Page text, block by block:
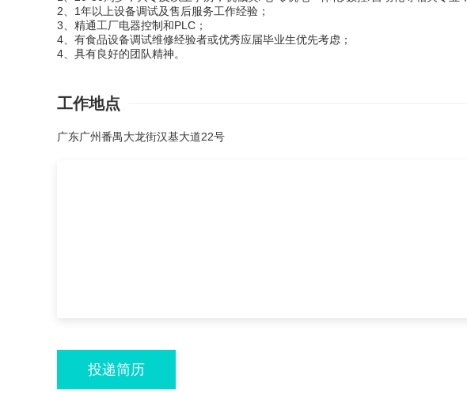
2、1年以上设备调试及售后服务工作经验；
3、精通工厂电器控制和PLC；
4、有食品设备调试维修经验者或优秀应届毕业生优先考虑；
4、具有良好的团队精神。
工作地点
广东广州番禺大龙街汉基大道22号
投递简历